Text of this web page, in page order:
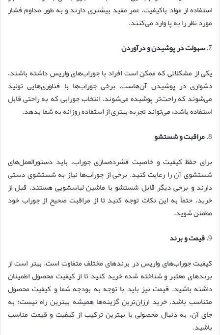
استفاده از مواد باکیفیت، عمر مفید بیشتری دارند و به طور مداوم فشار
مورد نظر را به پا وارد می‌کنند.
7. سهولت در پوشیدن و درآوردن
یکی از مشکلاتی که ممکن است افراد با جوراب‌های واریس داشته باشند،
دشواری در پوشیدن آن‌هاست. برخی جوراب‌ها با فناوری‌هایی تولید
می‌شوند که راحت‌تر پوشیده می‌شوند. انتخاب جورابی که به راحتی قابل
استفاده باشد، می‌تواند تجربه بهتری از استفاده روزانه به شما بدهد.
8. مراقبت و شستشو
برای حفظ کیفیت و خاصیت فشرده‌سازی جوراب، باید دستورالعمل‌های
شستشوی آن را رعایت کنید. برخی از جوراب‌ها نیاز به شستشوی دستی
دارند و برخی دیگر قابل شستشو با ماشین لباسشویی هستند. قبل از
خرید، حتماً به این نکات توجه کنید تا از مراقبت صحیح از جوراب خود
مطمئن شوید.
9. قیمت و برند
کیفیت جوراب‌های واریس در برندهای مختلف متفاوت است. بهتر است از
برندهای معتبر و شناخته شده خرید کنید تا از کیفیت محصول اطمینان
داشته باشید. قیمت نیز باید با توجه به بودجه شما و کیفیت محصول
متناسب باشد. خرید ارزان‌ترین گزینه‌ها همیشه بهترین راه نیست؛ به
جای آن، به دنبال محصولی با بهترین ترکیب از کیفیت و قیمت مناسب
باشید.